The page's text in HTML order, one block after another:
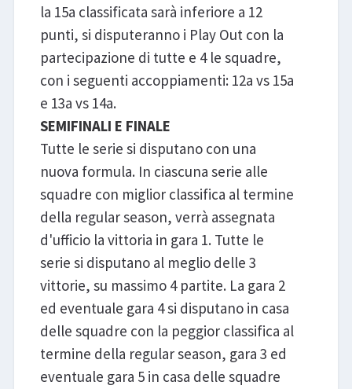
la 15a classificata sarà inferiore a 12
punti, si disputeranno i Play Out con la
partecipazione di tutte e 4 le squadre,
con i seguenti accoppiamenti: 12a vs 15a
e 13a vs 14a.
SEMIFINALI E FINALE
Tutte le serie si disputano con una
nuova formula. In ciascuna serie alle
squadre con miglior classifica al termine
della regular season, verrà assegnata
d'ufficio la vittoria in gara 1. Tutte le
serie si disputano al meglio delle 3
vittorie, su massimo 4 partite. La gara 2
ed eventuale gara 4 si disputano in casa
delle squadre con la peggior classifica al
termine della regular season, gara 3 ed
eventuale gara 5 in casa delle squadre